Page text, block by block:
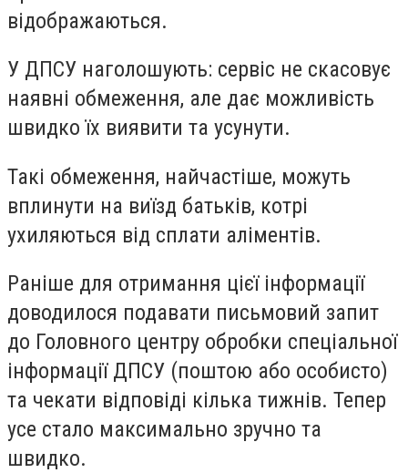
відображаються.
У ДПСУ наголошують: сервіс не скасовує
наявні обмеження, але дає можливість
швидко їх виявити та усунути.
Такі обмеження, найчастіше, можуть
вплинути на виїзд батьків, котрі
ухиляються від сплати аліментів.
Раніше для отримання цієї інформації
доводилося подавати письмовий запит
до Головного центру обробки спеціальної
інформації ДПСУ (поштою або особисто)
та чекати відповіді кілька тижнів. Тепер
усе стало максимально зручно та
швидко.